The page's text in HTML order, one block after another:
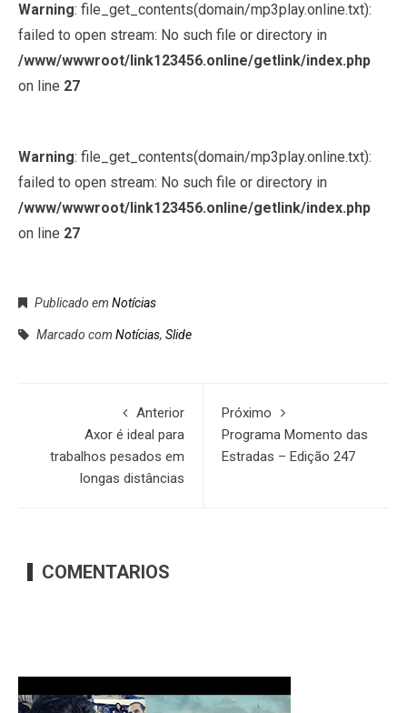
Warning: file_get_contents(domain/mp3play.online.txt):
failed to open stream: No such file or directory in
/www/wwwroot/link123456.online/getlink/index.php
on line 27
Warning: file_get_contents(domain/mp3play.online.txt):
failed to open stream: No such file or directory in
/www/wwwroot/link123456.online/getlink/index.php
on line 27
Publicado em Notícias
Marcado com Notícias, Slide
Anterior
Axor é ideal para
trabalhos pesados em
longas distâncias
Próximo
Programa Momento das
Estradas – Edição 247
COMENTARIOS